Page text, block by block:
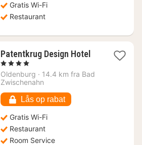
Gratis Wi-Fi
Restaurant
Patentkrug Design Hotel1
fra
, 4 Stjerner
Oldenburg · 14.4 km fra Bad
Zwischenahn
Lås op rabat
Gratis Wi-Fi
Restaurant
Room Service